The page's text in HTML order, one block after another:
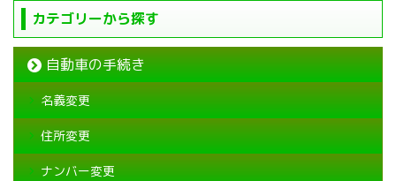
カテゴリーから探す
自動車の手続き
名義変更
住所変更
ナンバー変更